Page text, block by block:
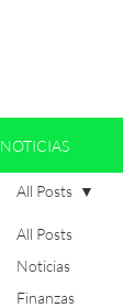
NOTICIAS
All Posts
Noticias
Finanzas
All Posts